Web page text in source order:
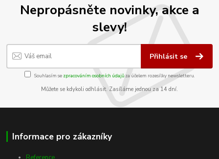
Nepropásněte novinky, akce a
slevy!
Přihlásit se
Souhlasím se zpracováním osobních údajůza účelem rozesílky newsletteru.
Můžete se kdykoli odhlásit. Zasíláme jednou za 14 dní.
Informace pro zákazníky